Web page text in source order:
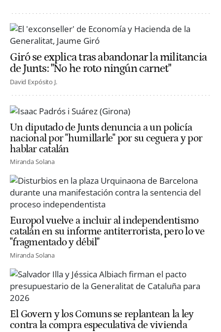
Giró se explica tras abandonar la militancia
de Junts: "No he roto ningún carnet"
David Expósito J.
Un diputado de Junts denuncia a un policía
nacional por "humillarle" por su ceguera y por
hablar catalán
Miranda Solana
Europol vuelve a incluir al independentismo
catalán en su informe antiterrorista, pero lo ve
"fragmentado y débil"
Miranda Solana
El Govern y los Comuns se replantean la ley
contra la compra especulativa de vivienda